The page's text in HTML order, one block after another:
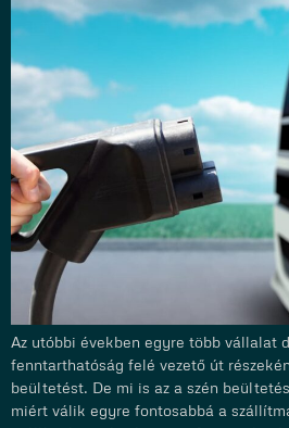
Az utóbbi években egyre több vállalat
fenntarthatóság felé vezető út
beültetést. De mi is az a szén
miért válik egyre fontosabbá a